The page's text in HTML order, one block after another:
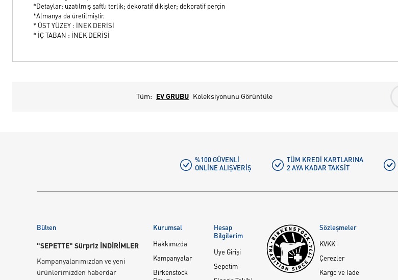
*Detaylar: uzatılmış şaftlı terlik; dekoratif dikişler; dekoratif perçin
*Almanya da üretilmiştir.
* ÜST YÜZEY : İNEK DERİSİ
* İÇ TABAN : İNEK DERİSİ
Tüm: EV GRUBU Koleksiyonunu Görüntüle
%100 GÜVENLI
ONLINE ALIŞVERIŞ
TÜM KREDI KARTLARINA
2 AYA KADAR TAKSIT
Bülten
"SEPETTE" Sürpriz İNDİRİMLER
Kampanyalarımızdan ve yeni
ürünlerimizden haberdar
Kurumsal
Hakkımızda
Kampanyalar
Birkenstock
Hesap
Bilgilerim
Üye Girişi
Sepetim
Sözleşmeler
KVKK
Çerezler
Kargo ve İade